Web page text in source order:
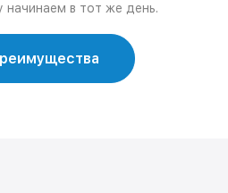
в тот же день.